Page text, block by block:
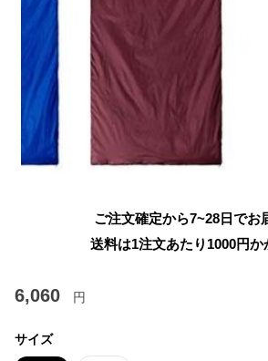
ご注文確定から7~28日でお
送料は1注文あたり 1000円
6,060 円
サイズ